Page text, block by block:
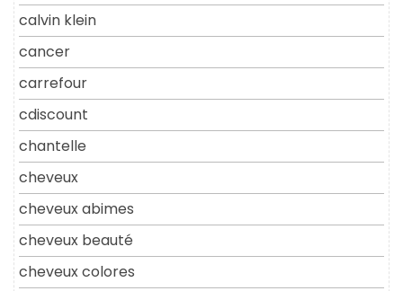
calvin klein
cancer
carrefour
cdiscount
chantelle
cheveux
cheveux abimes
cheveux beauté
cheveux colores